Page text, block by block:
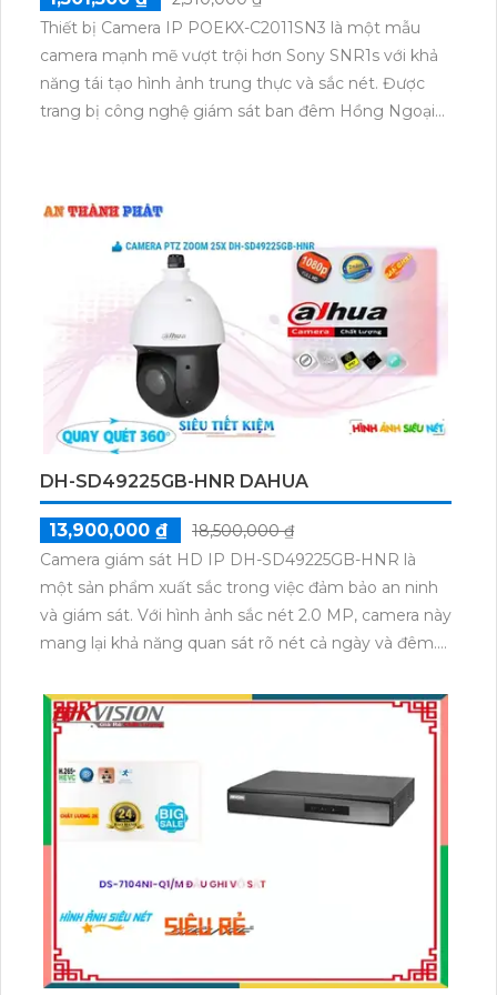
thuận tiện hơn bao giờ hết.
KX-C2011SN3 CAMERA KBVISION
2,310,000 ₫
Thiết bị Camera IP POEKX-C2011SN3 là một mẫu
camera mạnh mẽ vượt trội hơn Sony SNR1s với khả
năng tái tạo hình ảnh trung thực và sắc nét. Được
trang bị công nghệ giám sát ban đêm Hồng Ngoại
tối đa lên đến 30m, camera này mang lại khả năng
quan sát ưu việt vào ban đêm. Thiết kế tích hợp trên
trong việc lắp đặt. Với độ phân giải 2.0 MP, camera
hỗ trợ thẻ nhớ và sử dụng công nghệ nhìn đêm chất
lượng Hồng Ngoại Smart IR, cho phép quan sát một
cách rõ nét và chất lượng cao ngay cả trong điều
kiện ánh sáng yếu.
13,900,000 ₫
18,500,000 ₫
Camera giám sát HD IP DH-SD49225GB-HNR là
và giám sát. Với hình ảnh sắc nét 2.0 MP, camera này
mang lại khả năng quan sát rõ nét cả ngày và đêm.
Đặc biệt, với khả năng hồng ngoại lên tới 100m,
camera này cho phép bạn quan sát đến mọi chi tiết